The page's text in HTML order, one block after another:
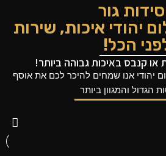
גור
יהודי איכות, שירות
הכל!
או קנבס באיכות גבוהה ביותר!
יהודי אנו שמחים להיכר לכם את אוסף
הגדול והמגוון ביותר